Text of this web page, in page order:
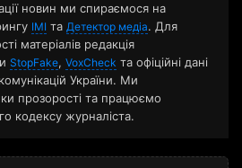
новин ми спираємося на
ІМІ та Детектор медіа. Для
матеріалів редакція
StopFake, VoxCheck та офіційні дані
України. Ми
прозорості та працюємо
кодексу журналіста.